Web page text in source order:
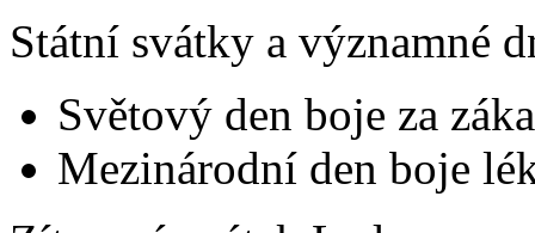
Státní svátky a významné
Světový den boje za
Mezinárodní den boje